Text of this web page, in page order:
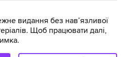
видання без навʼязливої
Щоб працювати далі,